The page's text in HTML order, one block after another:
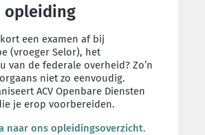
opleiding
een examen af bij
(vroeger Selor), het
van de federale overheid? Zo’n
niet zo eenvoudig.
ACV Openbare Diensten
je erop voorbereiden.
naar ons opleidingsoverzicht.